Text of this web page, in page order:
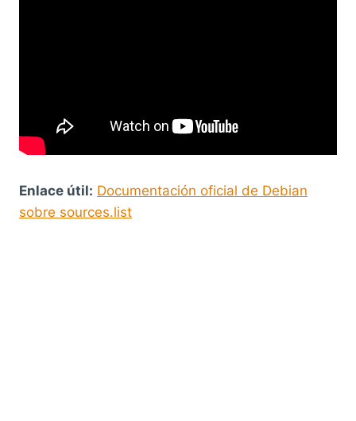
Enlace útil: Documentación oficial de Debian
sobre sources.list